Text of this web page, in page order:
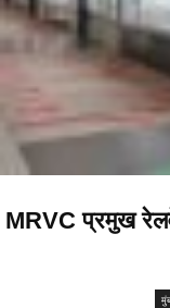
MRVC प्रमुख